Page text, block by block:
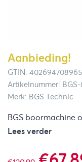
Aanbieding!
GTIN:
Artikelnummer:
Merk: BGS Technic
BGS boormachine
Lees verder